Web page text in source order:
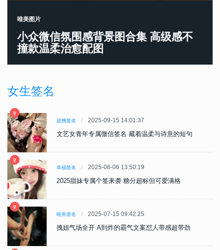
唯美图片
小众微信氛围感背景图合集 高级感不
撞款温柔治愈配图
女生签名
超拽签名 2025-09-15 14:01:37
文艺女青年专属微信签名 藏着温柔与诗意的短句
幸福签名 2025-08-06 13:50:19
2025甜妹专属个签来袭 糖分超标但可爱满格
唯美签名 2025-07-15 09:42:25
拽姐气场全开 A到炸的霸气文案怼人带感超带劲